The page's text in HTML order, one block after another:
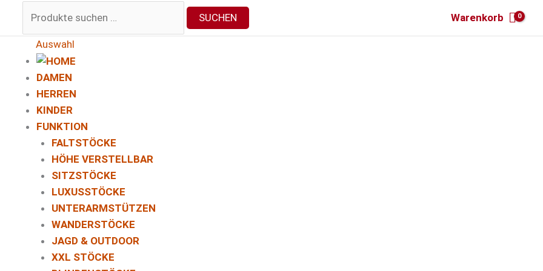
nach:
SUCHEN Warenkorb
Auswahl
DAMEN
HERREN
KINDER
FUNKTION
FALTSTÖCKE
HÖHE VERSTELLBAR
SITZSTÖCKE
LUXUSSTÖCKE
UNTERARMSTÜTZEN
WANDERSTÖCKE
JAGD & OUTDOOR
XXL STÖCKE